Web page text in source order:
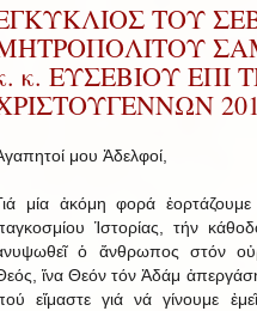
ΤΟΥ
κ. ΕΥΣΕΒΙΟΥ ΕΠΙ
μου Ἀδελφοί,
μία ἀκόμη φορά
Ἱστορίας, τήν
ὁ ἄνθρωπος στόν
ἵνα Θεόν τόν Ἀδάμ
εἴμαστε γιά νά γίνουμε